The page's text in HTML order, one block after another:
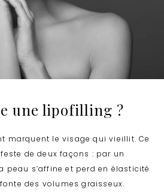
une lipofilling ?
marquent le visage qui vieillit. Ce
de deux façons : par un
peau s’affine et perd en élasticité
des volumes graisseux.